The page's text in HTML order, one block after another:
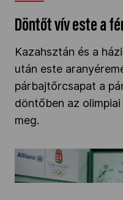
Döntőt vív este a
Kazahsztán és a
után este
párbajtőrcsapat a
döntőben az
meg.
Koch Máté érmet
egyet" />